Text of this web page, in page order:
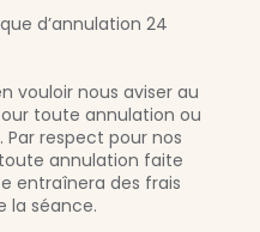
d’annulation 24
vouloir nous aviser au
toute annulation ou
respect pour nos
annulation faite
entraînera des frais
la séance.